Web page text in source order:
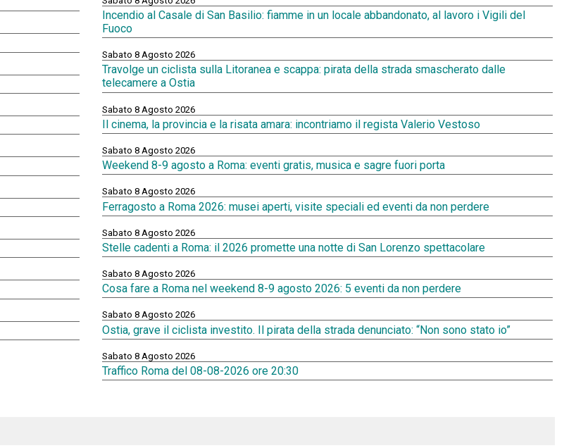
Incendio al Casale di San Basilio: fiamme in un locale abbandonato, al lavoro i Vigili del
Fuoco
Sabato 8 Agosto 2026
Travolge un ciclista sulla Litoranea e scappa: pirata della strada smascherato dalle
telecamere a Ostia
Sabato 8 Agosto 2026
Il cinema, la provincia e la risata amara: incontriamo il regista Valerio Vestoso
Sabato 8 Agosto 2026
Weekend 8-9 agosto a Roma: eventi gratis, musica e sagre fuori porta
Sabato 8 Agosto 2026
Ferragosto a Roma 2026: musei aperti, visite speciali ed eventi da non perdere
Sabato 8 Agosto 2026
Stelle cadenti a Roma: il 2026 promette una notte di San Lorenzo spettacolare
Sabato 8 Agosto 2026
Cosa fare a Roma nel weekend 8-9 agosto 2026: 5 eventi da non perdere
Sabato 8 Agosto 2026
Ostia, grave il ciclista investito. Il pirata della strada denunciato: “Non sono stato io”
Sabato 8 Agosto 2026
Traffico Roma del 08-08-2026 ore 20:30